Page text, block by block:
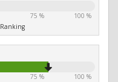
75 %
100 %
Ranking
75 %
100 %